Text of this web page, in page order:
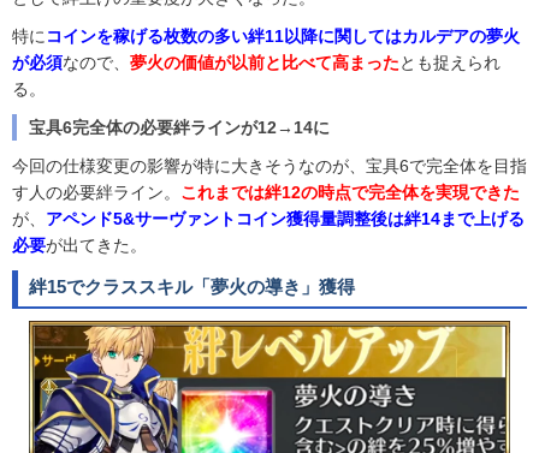
特にコインを稼げる枚数の多い絆11以降に関してはカルデアの夢火
が必須なので、 夢火の価値が以前と比べて高まったとも捉えられ
る。
宝具6完全体の必要絆ラインが12→14に
今回の仕様変更の影響が特に大きそうなのが、宝具6で完全体を目指
す人の必要絆ライン。 これまでは絆12の時点で完全体を実現できた
が、 アペンド5&サーヴァントコイン獲得量調整後は絆14まで上げる
必要が出てきた。
絆15でクラススキル「夢火の導き」獲得